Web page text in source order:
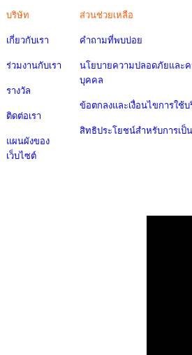
บริษัท
เกี่ยวกับเรา
ร่วมงานกับเรา
รางวัล
ติดต่อเรา
แผนผังของ
เว็บไซต์
ส่วนช่วยเหลือ
คำถามที่พบบ่อย
นโยบายความปลอดภัยและ
บุคคล
ข้อตกลงและเงื่อนไขการใช้บ
สิทธิประโยชน์สำหรับการเป็